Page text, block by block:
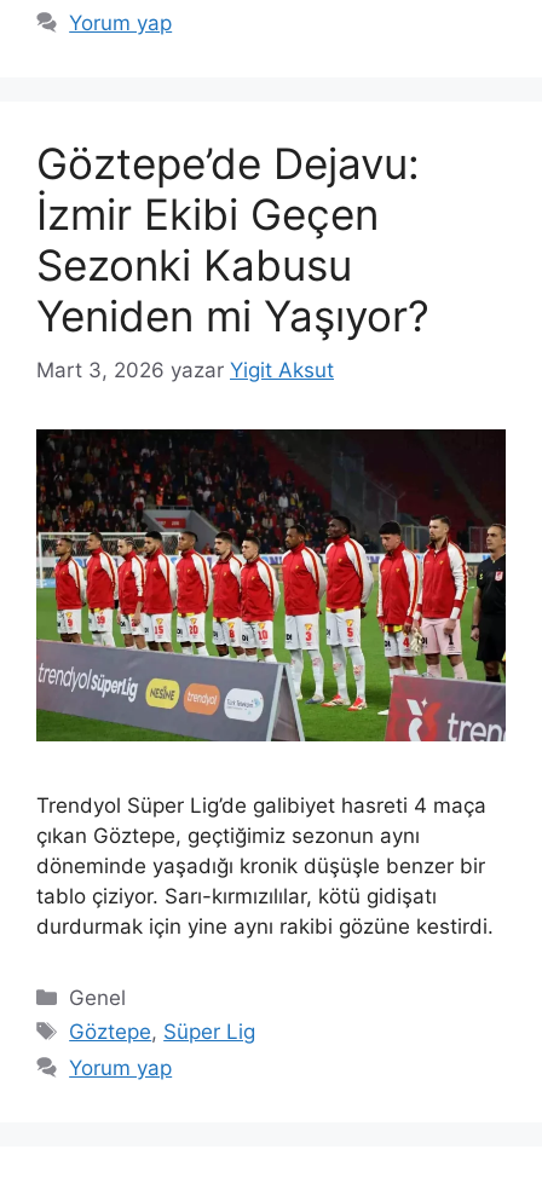
Yorum yap
Göztepe’de Dejavu:
İzmir Ekibi Geçen
Sezonki Kabusu
Yeniden mi Yaşıyor?
Mart 3, 2026 yazar Yigit Aksut
Trendyol Süper Lig’de galibiyet hasreti 4 maça
çıkan Göztepe, geçtiğimiz sezonun aynı
döneminde yaşadığı kronik düşüşle benzer bir
tablo çiziyor. Sarı-kırmızılılar, kötü gidişatı
durdurmak için yine aynı rakibi gözüne kestirdi.
Kategoriler
Genel
Etiketler
Göztepe, Süper Lig
Yorum yap